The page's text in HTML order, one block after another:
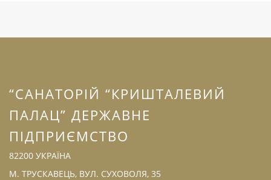
“САНАТОРІЙ “КРИШТАЛЕВИЙ
ПАЛАЦ” ДЕРЖАВНЕ
ПІДПРИЄМСТВО
82200 УКРАЇНА
М. ТРУСКАВЕЦЬ, ВУЛ. СУХОВОЛЯ, 35